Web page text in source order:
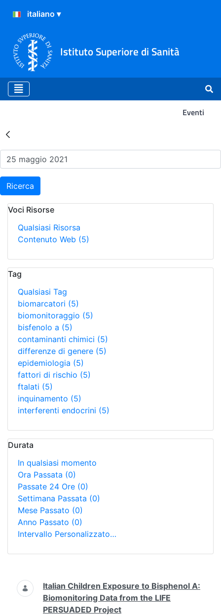
Istituto Superiore di Sanità
Eventi
Risultati della Ricerca -
Ricerca
Voci Risorse
Qualsiasi Risorsa
Contenuto Web (5)
Tag
Qualsiasi Tag
biomarcatori (5)
biomonitoraggio (5)
bisfenolo a (5)
contaminanti chimici (5)
differenze di genere (5)
epidemiologia (5)
fattori di rischio (5)
ftalati (5)
inquinamento (5)
interferenti endocrini (5)
Durata
In qualsiasi momento
Ora Passata (0)
Passate 24 Ore (0)
Settimana Passata (0)
Mese Passato (0)
Anno Passato (0)
Intervallo Personalizzato…
Ricerca
Italian Children Exposure to Bisphenol A:
Biomonitoring Data from the LIFE
PERSUADED Project